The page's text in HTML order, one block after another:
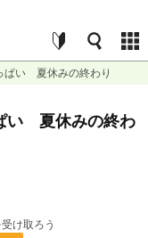
ぱい 夏休みの終わり
い 夏休みの終わ
け取ろう